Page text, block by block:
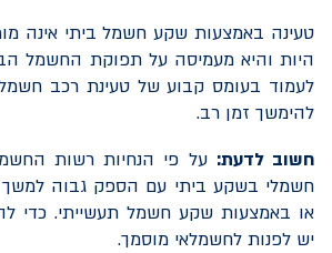
טעינה באמצעות שקע חשמל ביתי אינה
היות והיא מעמיסה על תפוקת החשמל
לעמוד בעומס קבוע של טעינת רכב
להימשך זמן רב.
חשוב לדעת: על פי הנחיות רשות
חשמלי בשקע ביתי עם הספק גבוה למשך
או באמצעות שקע חשמל תעשייתי. כדי
יש לפנות לחשמלאי מוסמך.